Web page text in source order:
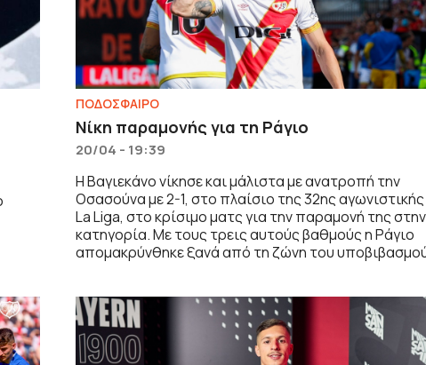
ΠΟΔΟΣΦΑΙΡΟ
Νίκη παραμονής για τη Ράγιο
20/04 - 19:39
Η Βαγιεκάνο νίκησε και μάλιστα με ανατροπή την
Οσασούνα με 2-1, στο πλαίσιο της 32ης
La Liga, στο κρίσιμο ματς για την παραμονή της στην
κατηγορία. Με τους τρεις αυτούς βαθμούς η Ράγιο
απομακρύνθηκε ξανά από τη ζώνη του